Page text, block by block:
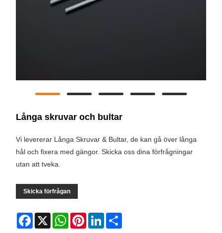
Långa skruvar och bultar
Vi levererar Långa Skruvar & Bultar, de kan gå över långa
hål och fixera med gängor. Skicka oss dina förfrågningar
utan att tveka.
Skicka förfrågan
Facebook
X WhatsAppPinterestLinkedIn